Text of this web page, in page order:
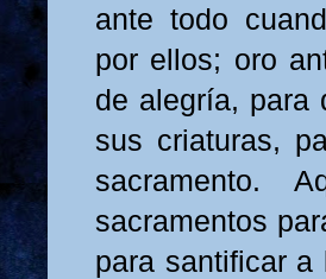
ante todo
por ellos; oro
de alegría, para
sus criaturas,
sacramento.
sacramentos
para santificar a